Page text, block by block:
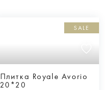
SALE
Плитка Royale Avorio
20*20